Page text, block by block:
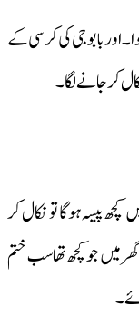
ہوا ۔اور بابوجی کی کرسی کے
کر جانے لگا ۔
پیسہ ہوگا تو نکال کر
میں جو کچھ تھاسب ختم
۔